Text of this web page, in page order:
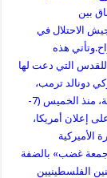
بين
الاحتلال في
.وتأتي هذه
للقدس التي دعت لها
دونالد ترمب،
وتشهد فلسطين المحتلة، منذ الخميس (7-
إعلان أمريكا،
الأميركية
غضب» بالضفة
الفلسطينيين